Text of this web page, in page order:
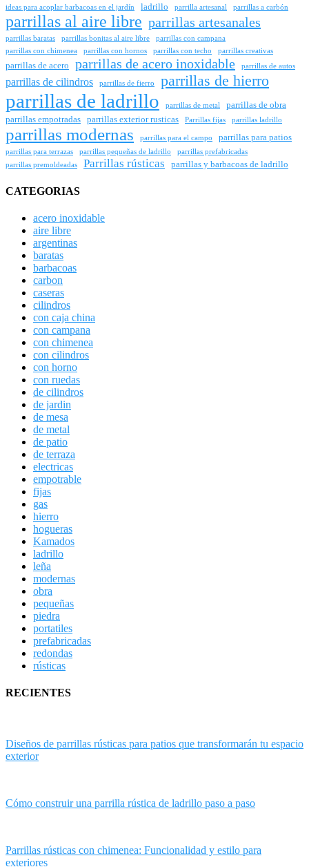
ideas para acoplar barbacoas en el jardín
ladrillo parrilla artesanal parrillas a carbón
parrillas al aire libre parrillas artesanales
parrillas baratas parrillas bonitas al aire libre
parrillas con campana
parrillas con chimenea
parrillas con hornos parrillas con techo parrillas creativas
parrillas de acero parrillas de acero inoxidable parrillas de autos
parrillas de cilindros parrillas de fierro parrillas de hierro
parrillas de ladrillo parrillas de metal
parrillas de obra
parrillas empotradas parrillas exterior rusticas Parrillas fijas parrillas ladrillo
parrillas modernas parrillas para el campo parrillas para patios
parrillas para terrazas parrillas pequeñas de ladrillo
parrillas prefabricadas
parrillas premoldeadas
Parrillas rústicas parrillas y barbacoas de ladrillo
CATEGORIAS
acero inoxidable
aire libre
argentinas
baratas
barbacoas
carbon
caseras
cilindros
con caja china
con campana
con chimenea
con cilindros
con horno
con ruedas
de cilindros
de jardin
de mesa
de metal
de patio
de terraza
electricas
empotrable
fijas
gas
hierro
hogueras
Kamados
ladrillo
leña
modernas
obra
pequeñas
piedra
portatiles
prefabricadas
redondas
rústicas
RECIENTES
Diseños de parrillas rústicas para patios que transformarán tu espacio
exterior
Cómo construir una parrilla rústica de ladrillo paso a paso
Parrillas rústicas con chimenea: Funcionalidad y estilo para
exteriores